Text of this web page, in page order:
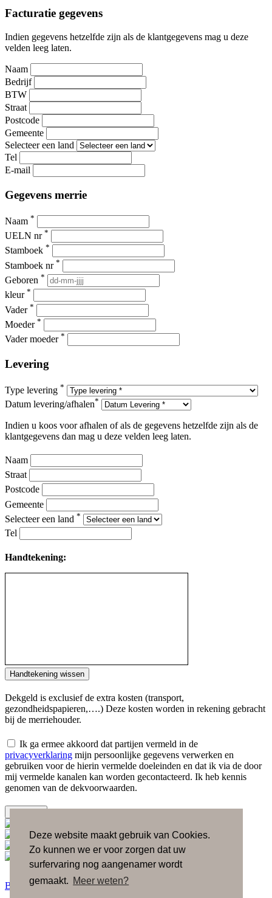
Deze website maakt gebruik van Cookies.
Zo kunnen we er voor zorgen dat uw
surfervaring nog aangenamer wordt
gemaakt. Meer weten?
Facturatie gegevens
Indien gegevens hetzelfde zijn als de klantgegevens mag u deze
velden leeg laten.
Naam
Bedrijf
BTW
Straat
Postcode
Gemeente
Selecteer een land
Tel
E-mail
Gegevens merrie
Naam *
UELN nr *
Stamboek *
Stamboek nr *
Geboren *
kleur *
Vader *
Moeder *
Vader moeder *
Levering
Type levering *
Datum levering/afhalen*
Indien u koos voor afhalen of als de gegevens hetzelfde zijn als de
klantgegevens dan mag u deze velden leeg laten.
Naam
Straat
Postcode
Gemeente
Selecteer een land *
Tel
Handtekening:
Handtekening wissen
Dekgeld is exclusief de extra kosten (transport,
gezondheidspapieren,….) Deze kosten worden in rekening gebracht
bij de merriehouder.
Ik ga ermee akkoord dat partijen vermeld in de
privacyverklaring mijn persoonlijke gegevens verwerken en
gebruiken voor de hierin vermelde doeleinden en dat ik via de door
mij vermelde kanalen kan worden gecontacteerd. Ik heb kennis
genomen van de dekvoorwaarden.
Back to top